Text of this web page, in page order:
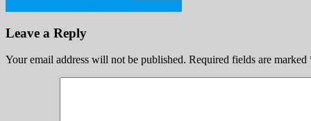
navigation
Leave a Reply
Your email address will not be published. Required fields are marked